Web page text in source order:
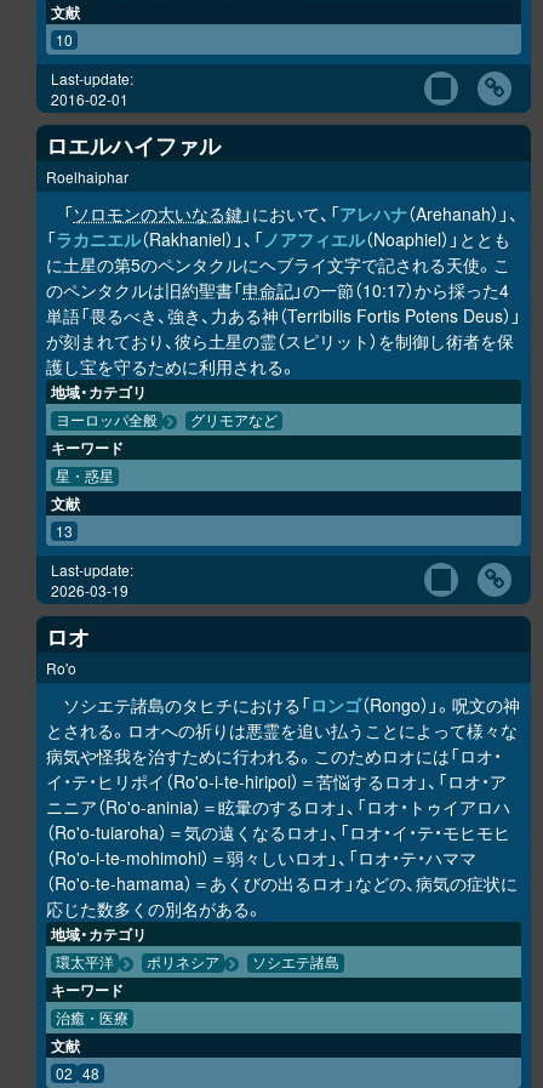
文献
10
Last-update:
2016-02-01
ロエルハイファル
Roelhaiphar
「ソロモンの大いなる鍵 」において、「アレハナ（Arehanah）」、
「ラカニエル（Rakhaniel）」、「ノアフィエル（Noaphiel）」ととも
に土星の第5のペンタクルにヘブライ文字で記される天使。こ
のペンタクルは旧約聖書「申命記」の一節（10:17）から採った4
単語「畏るべき、強き、力ある神（Terribilis Fortis Potens Deus）」
が刻まれており、彼ら土星の霊（スピリット）を制御し術者を保
護し宝を守るために利用される。
地域・カテゴリ
ヨーロッパ全般 グリモアなど
キーワード
星・惑星
文献
13
Last-update:
2026-03-19
ロオ
Ro'o
ソシエテ諸島のタヒチにおける「ロンゴ（Rongo）」。呪文の神
とされる。ロオへの祈りは悪霊を追い払うことによって様々な
病気や怪我を治すために行われる。このためロオには「ロオ・
イ・テ・ヒリポイ（Ro'o-i-te-hiripoi）＝苦悩するロオ」、「ロオ・ア
ニニア（Ro'o-aninia）＝眩暈のするロオ」、「ロオ・トゥイアロハ
（Ro'o-tuiaroha）＝気の遠くなるロオ」、「ロオ・イ・テ・モヒモヒ
（Ro'o-i-te-mohimohi）＝弱々しいロオ」、「ロオ・テ・ハママ
（Ro'o-te-hamama）＝あくびの出るロオ」などの、病気の症状に
応じた数多くの別名がある。
地域・カテゴリ
環太平洋 ポリネシア ソシエテ諸島
キーワード
治癒・医療
文献
02 48